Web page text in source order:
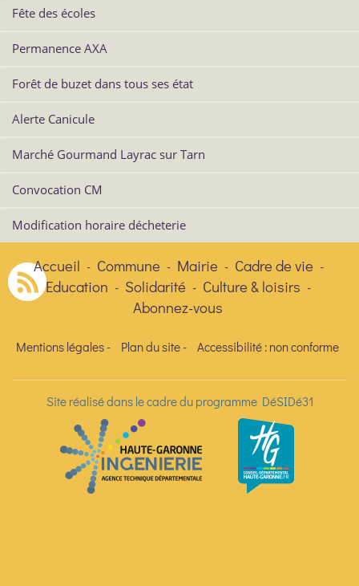
Fête des écoles
Permanence AXA
Forêt de buzet dans tous ses état
Alerte Canicule
Marché Gourmand Layrac sur Tarn
Convocation CM
Modification horaire décheterie
Accueil - Commune - Mairie - Cadre de vie -
Education - Solidarité - Culture & loisirs -
Abonnez-vous
Mentions légales - Plan du site - Accessibilité : non conforme
Site réalisé dans le cadre du programme DéSIDé31